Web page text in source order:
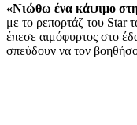
«Νιώθω ένα κάψιμο
με το ρεπορτάζ του Star
έπεσε αιμόφυρτος στο
σπεύδουν να τον